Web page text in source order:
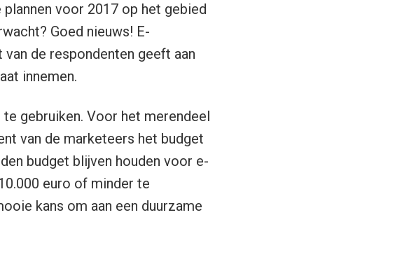
voor 2017 op het gebied
Goed nieuws! E-
de respondenten geeft aan
innemen.
gebruiken. Voor het merendeel
van de marketeers het budget
budget blijven houden voor e-
euro of minder te
kans om aan een duurzame